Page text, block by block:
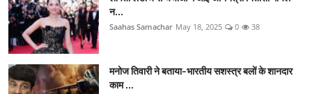
न...
Saahas Samachar May 18, 2025 0 38
मनोज तिवारी ने बताया-भारतीय सशस्त्र बलों के शानदार
काम ...